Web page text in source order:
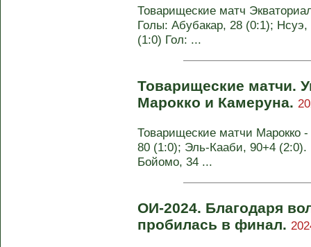
Товарищеские матч
Голы: Абубакар, 28 (0:1);
(1:0) Гол: ...
Товарищеские матчи.
Марокко и Камеруна.
Товарищеские матчи Марокко
80 (1:0); Эль-Кааби, 90+4
Бойомо, 34 ...
ОИ-2024. Благодаря
пробилась в финал.